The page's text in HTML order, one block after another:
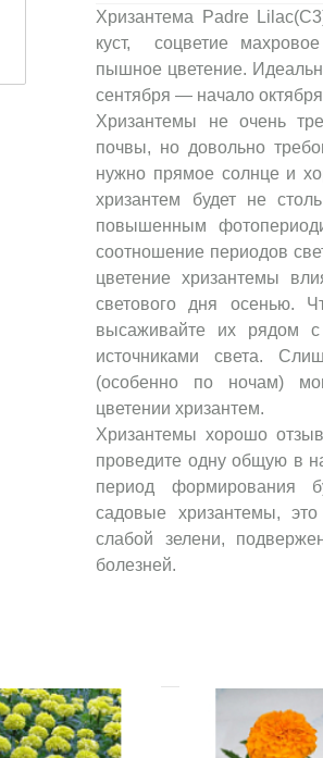
Хризантема Padre
куст, соцветие
пышное цветение.
сентября — начало
Хризантемы не очень
почвы, но довольно
нужно прямое солнце и
хризантем будет не
повышенным
соотношение периодов
цветение хризантемы
светового дня осенью.
высаживайте их рядом
источниками света.
(особенно по ночам)
цветении хризантем.
Хризантемы хорошо
проведите одну общую в
период формирования
садовые хризантемы,
слабой зелени,
болезней.